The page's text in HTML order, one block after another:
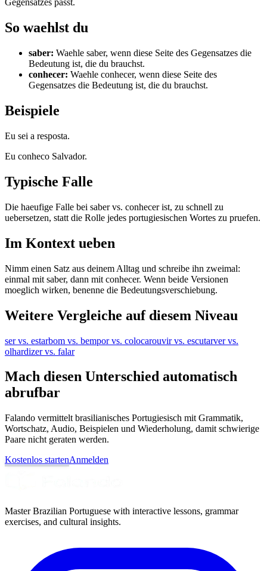
Gegensatzes passt.
So waehlst du
saber: Waehle saber, wenn diese Seite des Gegensatzes die
Bedeutung ist, die du brauchst.
conhecer: Waehle conhecer, wenn diese Seite des
Gegensatzes die Bedeutung ist, die du brauchst.
Beispiele
Eu sei a resposta.
Eu conheco Salvador.
Typische Falle
Die haeufige Falle bei saber vs. conhecer ist, zu schnell zu
uebersetzen, statt die Rolle jedes portugiesischen Wortes zu pruefen.
Im Kontext ueben
Nimm einen Satz aus deinem Alltag und schreibe ihn zweimal:
einmal mit saber, dann mit conhecer. Wenn beide Versionen
moeglich wirken, benenne die Bedeutungsverschiebung.
Weitere Vergleiche auf diesem Niveau
ser vs. estarbom vs. bempor vs. colocarouvir vs. escutarver vs.
olhardizer vs. falar
Mach diesen Unterschied automatisch
abrufbar
Falando vermittelt brasilianisches Portugiesisch mit Grammatik,
Wortschatz, Audio, Beispielen und Wiederholung, damit schwierige
Paare nicht geraten werden.
Kostenlos startenAnmelden
Master Brazilian Portuguese with interactive lessons, grammar
exercises, and cultural insights.